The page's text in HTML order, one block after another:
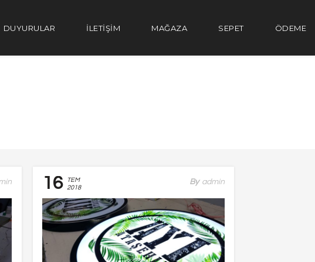
DUYURULAR İLETİŞİM MAĞAZA SEPET ÖDEME
16
TEM
2018
By Admin